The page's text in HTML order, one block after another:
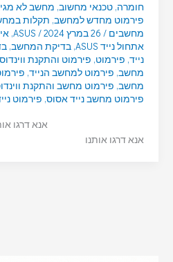
חומרה, טכנאי מחשוב, מחשב לא
פירמוט מחדש למחשב, תקלות
מחשבים / 26 במרץ 2024 /
ASUS
,
אתחול נייד ASUS
, בדיקת המחשב,
נייד, פירמוט, פירמוט והתקנת ווינדוס 10
מחשב, פירמוט למחשב הנייד,
מחשב, פירמוט מחשב והתקנת
פירמוט מחשב נייד אסוס, פירמוט
אנא דרגו
אנא דרגו אותנו